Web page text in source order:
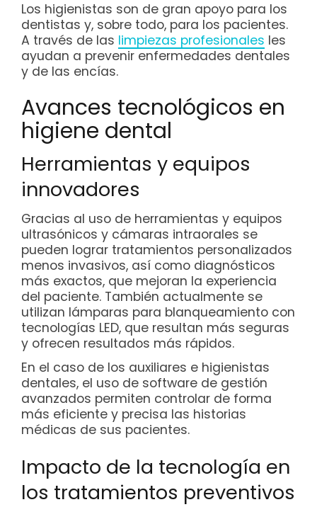
Los higienistas son de gran apoyo para los
dentistas y, sobre todo, para los pacientes.
A través de las limpiezas profesionales les
ayudan a prevenir enfermedades dentales
y de las encías.
Avances tecnológicos en
higiene dental
Herramientas y equipos
innovadores
Gracias al uso de herramientas y equipos
ultrasónicos y cámaras intraorales se
pueden lograr tratamientos personalizados
menos invasivos, así como diagnósticos
más exactos, que mejoran la experiencia
del paciente. También actualmente se
utilizan lámparas para blanqueamiento con
tecnologías LED, que resultan más seguras
y ofrecen resultados más rápidos.
En el caso de los auxiliares e higienistas
dentales, el uso de software de gestión
avanzados permiten controlar de forma
más eficiente y precisa las historias
médicas de sus pacientes.
Impacto de la tecnología en
los tratamientos preventivos